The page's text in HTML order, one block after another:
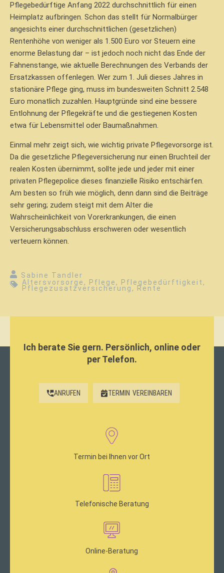
Pflegebedürftige Anfang 2022 durchschnittlich für einen
Heimplatz aufbringen. Schon das stellt für Normalbürger
angesichts einer durchschnittlichen (gesetzlichen)
Rentenhöhe von weniger als 1.500 Euro vor Steuern eine
enorme Belastung dar – ist jedoch noch nicht das Ende der
Fahnenstange, wie aktuelle Berechnungen des Verbands der
Ersatzkassen offenlegen. Wer zum 1. Juli dieses Jahres in
stationäre Pflege ging, muss im bundesweiten Schnitt 2.548
Euro monatlich zuzahlen. Hauptgründe sind eine bessere
Entlohnung der Pflegekräfte und die gestiegenen Kosten
etwa für Lebensmittel oder Baumaßnahmen.
Einmal mehr zeigt sich, wie wichtig private Pflegevorsorge ist.
Da die gesetzliche Pflegeversicherung nur einen Bruchteil der
realen Kosten übernimmt, sollte jede und jeder mit einer
privaten Pflegepolice dieses finanzielle Risiko entschärfen.
Am besten so früh wie möglich, denn dann sind die Beiträge
sehr gering; zudem steigt mit dem Alter die
Wahrscheinlichkeit von Vorerkrankungen, die einen
Versicherungsabschluss erschweren oder wesentlich
verteuern können.
Sabine Tandler
Altersvorsorge , Pflege , Pflegebedürftigkeit ,
Pflegezusatzversicherung , Rente
Ich berate Sie gern. Persönlich, online oder
per Telefon.
ANRUFEN TERMIN VEREINBAREN
Termin bei Ihnen vor Ort
Telefonische Beratung
Online-Beratung